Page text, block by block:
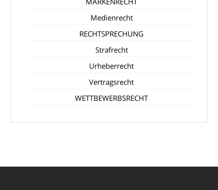
Medienrecht
RECHTSPRECHUNG
Strafrecht
Urheberrecht
Vertragsrecht
WETTBEWERBSRECHT